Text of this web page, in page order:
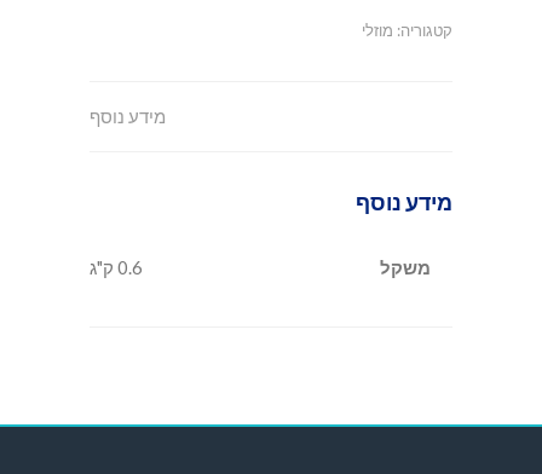
קטגוריה: מוזלי
מידע נוסף
מידע נוסף
משקל 0.6 ק"ג